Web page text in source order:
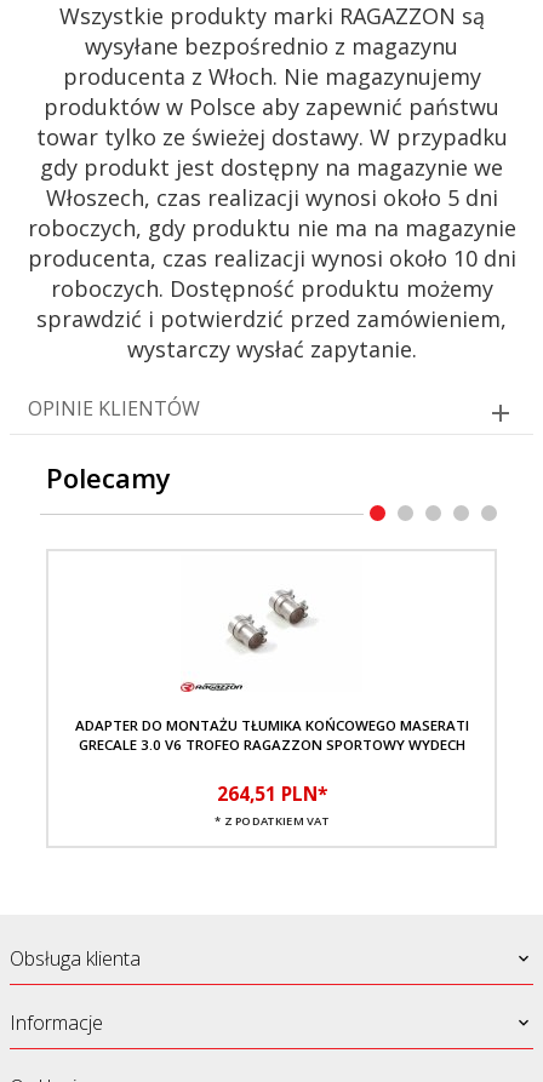
Wszystkie produkty marki RAGAZZON są
wysyłane bezpośrednio z magazynu
producenta z Włoch. Nie magazynujemy
produktów w Polsce aby zapewnić państwu
towar tylko ze świeżej dostawy. W przypadku
gdy produkt jest dostępny na magazynie we
Włoszech, czas realizacji wynosi około 5 dni
roboczych, gdy produktu nie ma na magazynie
producenta, czas realizacji wynosi około 10 dni
roboczych. Dostępność produktu możemy
sprawdzić i potwierdzić przed zamówieniem,
wystarczy wysłać zapytanie.
OPINIE KLIENTÓW
Polecamy
ADAPTER DO MONTAŻU TŁUMIKA KOŃCOWEGO MASERATI
GRECALE 3.0 V6 TROFEO RAGAZZON SPORTOWY WYDECH
264,51 PLN*
* Z PODATKIEM VAT
Obsługa klienta
Informacje